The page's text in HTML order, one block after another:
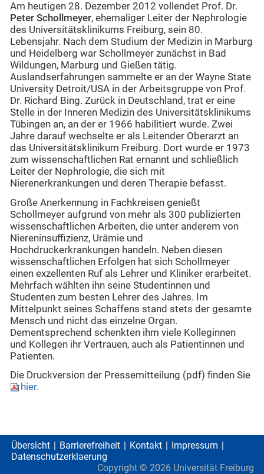
Am heutigen 28. Dezember 2012 vollendet Prof. Dr.
Peter Schollmeyer, ehemaliger Leiter der Nephrologie
des Universitätsklinikums Freiburg, sein 80.
Lebensjahr. Nach dem Studium der Medizin in Marburg
und Heidelberg war Schollmeyer zunächst in Bad
Wildungen, Marburg und Gießen tätig.
Auslandserfahrungen sammelte er an der Wayne State
University Detroit/USA in der Arbeitsgruppe von Prof.
Dr. Richard Bing. Zurück in Deutschland, trat er eine
Stelle in der Inneren Medizin des Universitätsklinikums
Tübingen an, an der er 1966 habilitiert wurde. Zwei
Jahre darauf wechselte er als Leitender Oberarzt an
das Universitätsklinikum Freiburg. Dort wurde er 1973
zum wissenschaftlichen Rat ernannt und schließlich
Leiter der Nephrologie, die sich mit
Nierenerkrankungen und deren Therapie befasst.
Große Anerkennung in Fachkreisen genießt
Schollmeyer aufgrund von mehr als 300 publizierten
wissenschaftlichen Arbeiten, die unter anderem von
Niereninsuffizienz, Urämie und
Hochdruckerkrankungen handeln. Neben diesen
wissenschaftlichen Erfolgen hat sich Schollmeyer
einen exzellenten Ruf als Lehrer und Kliniker erarbeitet.
Mehrfach wählten ihn seine Studentinnen und
Studenten zum besten Lehrer des Jahres. Im
Mittelpunkt seines Schaffens stand stets der gesamte
Mensch und nicht das einzelne Organ.
Dementsprechend schenkten ihm viele Kolleginnen
und Kollegen ihr Vertrauen, auch als Patientinnen und
Patienten.
Die Druckversion der Pressemitteilung (pdf) finden Sie
hier.
Übersicht Barrierefreiheit Kontakt
Impressum
Datenschutzerklaerung
Copyright © 2026 Universität Freiburg